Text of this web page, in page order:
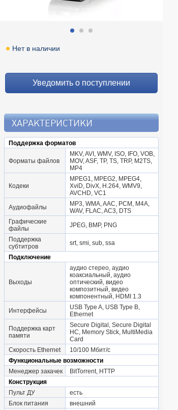
Нет в наличии
Уведомить о поступлении
ХАРАКТЕРИСТИКИ
Поддержка форматов
Форматы файлов
MKV, AVI, WMV, ISO, IFO, VOB,
MOV, ASF, TP, TS, TRP, M2TS,
MP4
Кодеки
MPEG1, MPEG2, MPEG4,
XviD, DivX, H.264, WMV9,
AVCHD, VC1
Аудиофайлы
MP3, WMA, AAC, PCM, M4A,
WAV, FLAC, AC3, DTS
Графические
файлы
JPEG, BMP, PNG
Поддержка
субтитров
srt, smi, sub, ssa
Подключение
Выходы
аудио стерео, аудио
коаксиальный, аудио
оптический, видео
композитный, видео
компонентный, HDMI 1.3
Интерфейсы
USB Type A, USB Type B,
Ethernet
Поддержка карт
памяти
Secure Digital, Secure Digital
HC, Memory Stick, MultiMedia
Card
Скорость Ethernet
10/100 Мбит/с
Функциональные возможности
Менеджер закачек
BitTorrent, HTTP
Конструкция
Пульт ДУ
есть
Блок питания
внешний